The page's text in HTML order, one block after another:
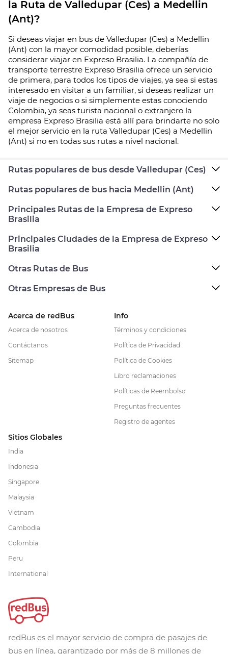
la Ruta de Valledupar (Ces) a Medellin
(Ant)?
Si deseas viajar en bus de Valledupar (Ces) a Medellin
(Ant) con la mayor comodidad posible, deberías
considerar viajar en Expreso Brasilia. La compañía de
transporte terrestre Expreso Brasilia ofrece un servicio
de primera, para todos los tipos de viajes, ya sea si estas
interesado en visitar a un familiar, si deseas realizar un
viaje de negocios o si simplemente estas conociendo
Colombia, ya seas turista nacional o extranjero la
empresa Expreso Brasilia está allí para brindarte no solo
el mejor servicio en la ruta Valledupar (Ces) a Medellin
(Ant) si no en todas sus rutas a nivel nacional.
Rutas populares de bus desde Valledupar (Ces)
Rutas populares de bus hacia Medellin (Ant)
Principales Rutas de la Empresa de Expreso
Brasilia
Principales Ciudades de la Empresa de Expreso
Brasilia
Otras Rutas de Bus
Otras Empresas de Bus
Acerca de redBus
Acerca de nosotros
Contáctanos
Sitemap
Info
Términos y condiciones
Política de Privacidad
Política de Cookies
Libro reclamaciones
Políticas de Reembolso
Preguntas frecuentes
Registro de agentes
Sitios Globales
India
Indonesia
Singapore
Malaysia
Vietnam
Cambodia
Colombia
Peru
International
redBus es el mayor servicio de compra de pasajes de
bus en línea, garantizado por más de 8 millones de